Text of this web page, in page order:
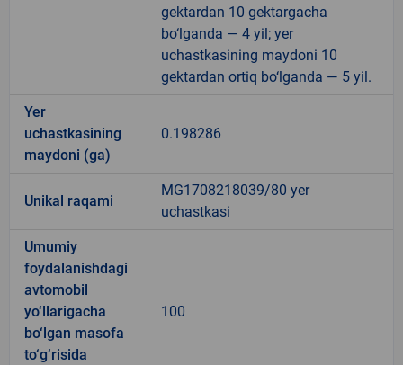
gektardan 10 gektargacha
bo‘lganda — 4 yil; yer
uchastkasining maydoni 10
gektardan ortiq bo‘lganda — 5 yil.
Yer
uchastkasining
maydoni (ga)
0.198286
Unikal raqami
MG1708218039/80 yer
uchastkasi
Umumiy
foydalanishdagi
avtomobil
yo‘llarigacha
bo‘lgan masofa
to‘g‘risida
100